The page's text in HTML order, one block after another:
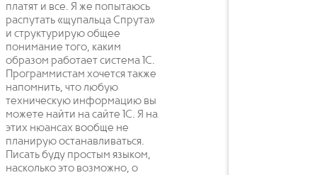
платят и все. Я же попытаюсь
распутать «щупальца Спрута»
и структурирую общее
понимание того, каким
образом работает система 1С.
Программистам хочется также
напомнить, что любую
техническую информацию вы
можете найти на сайте 1С. Я на
этих нюансах вообще не
планирую останавливаться.
Писать буду простым языком,
насколько это возможно, о